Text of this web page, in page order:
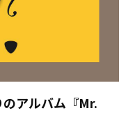
アルバム『Mr.